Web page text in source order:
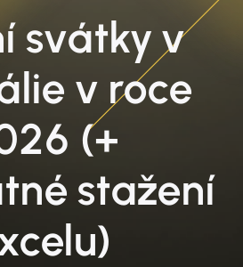
svátky v
v roce
(+
stažení